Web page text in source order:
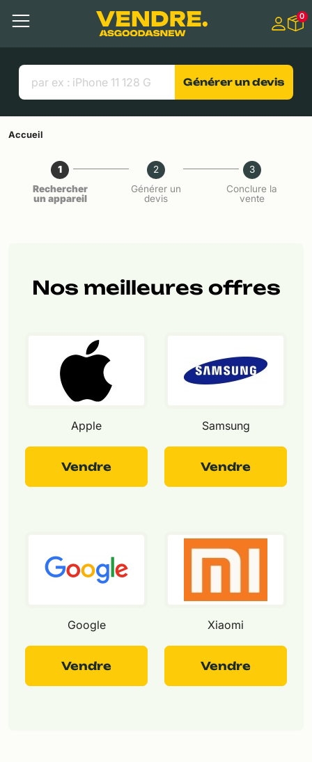
Contenu principal
Menu
Liens utiles
0
Générer un devis
Accueil
1
Rechercher
un appareil
2
Générer un
devis
3
Conclure la
vente
Nos meilleures offres
Apple
Vendre
Samsung
Vendre
Google
Vendre
Xiaomi
Vendre